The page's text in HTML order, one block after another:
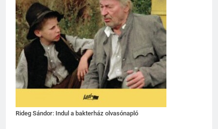
Rideg Sándor: Indul a bakterház olvasónapló